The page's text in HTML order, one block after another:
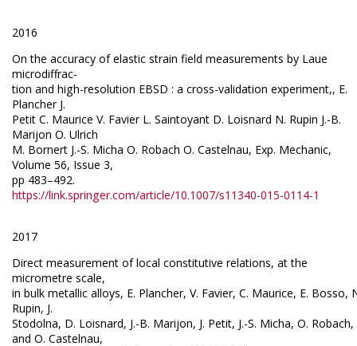
2016
On the accuracy of elastic strain field measurements by Laue
microdiffrac-
tion and high-resolution EBSD : a cross-validation experiment,, E.
Plancher J.
Petit C. Maurice V. Favier L. Saintoyant D. Loisnard N. Rupin J.-B.
Marijon O. Ulrich
M. Bornert J.-S. Micha O. Robach O. Castelnau, Exp. Mechanic,
Volume 56, Issue 3,
pp 483–492.
https://link.springer.com/article/10.1007/s11340-015-0114-1
2017
Direct measurement of local constitutive relations, at the
micrometre scale,
in bulk metallic alloys, E. Plancher, V. Favier, C. Maurice, E. Bosso,
Rupin, J.
Stodolna, D. Loisnard, J.-B. Marijon, J. Petit, J.-S. Micha, O. Robach,
and O. Castelnau,